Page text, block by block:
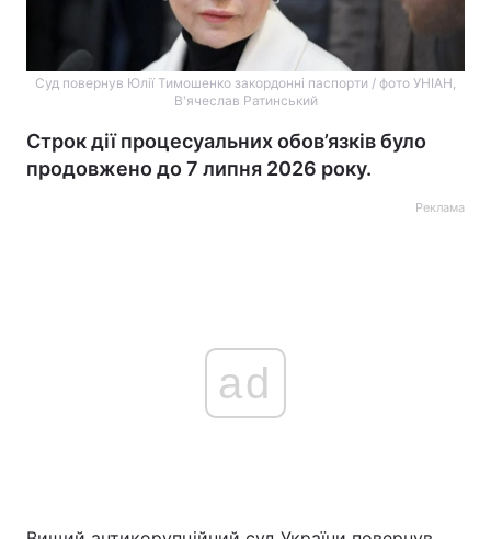
Суд повернув Юлії Тимошенко закордонні паспорти / фото УНІАН,
В'ячеслав Ратинський
Строк дії процесуальних обов’язків було
продовжено до 7 липня 2026 року.
Реклама
ad